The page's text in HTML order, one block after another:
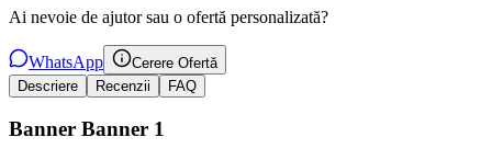
Ai nevoie de ajutor sau o ofertă personalizată?
WhatsApp
Cerere Ofertă
Descriere
Recenzii FAQ
Banner Banner 1